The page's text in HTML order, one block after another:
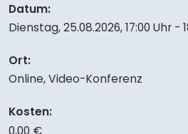
Datum:
Dienstag, 25.08.2026,17:00 Uhr -
Ort:
Online, Video-Konferenz
Kosten:
0,00 €